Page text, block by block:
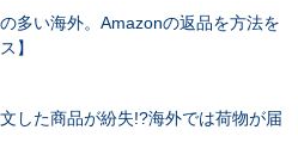
多い海外。Amazonの返品を方法を
】
した商品が紛失!?海外では荷物が届